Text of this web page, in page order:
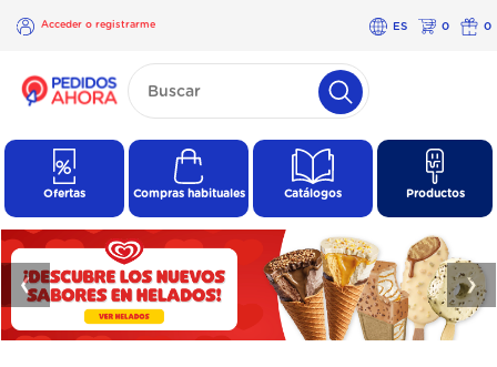
Acceder o registrarme ES 0 0
×
Acceder o
Ofertas Compras habituales Catálogos Productos
❮ ❯